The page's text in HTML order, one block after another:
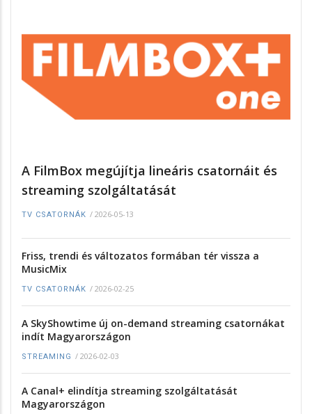
A FilmBox megújítja lineáris csatornáit és
streaming szolgáltatását
TV CSATORNÁK / 2026-05-13
Friss, trendi és változatos formában tér vissza a
MusicMix
TV CSATORNÁK / 2026-02-25
A SkyShowtime új on-demand streaming csatornákat
indít Magyarországon
STREAMING / 2026-02-03
A Canal+ elindítja streaming szolgáltatását
Magyarországon